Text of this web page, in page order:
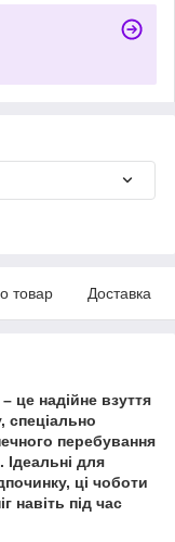
товар Доставка
це надійне взуття
спеціально
перебування
для
ці чоботи
навіть під час